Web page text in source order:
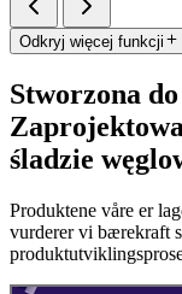
Odkryj więcej funkcji
Stworzona
śladzie
Produktene våre er
vurderer vi bærekraft